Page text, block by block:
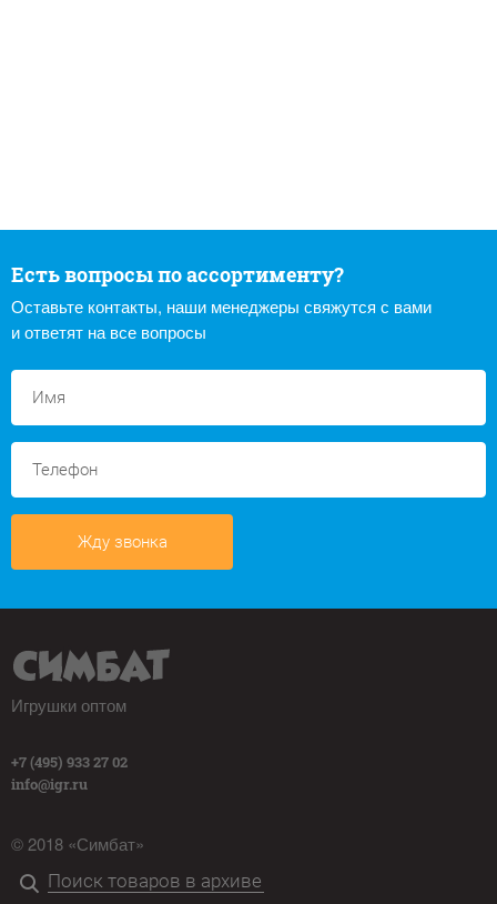
Есть вопросы по ассортименту?
Оставьте контакты, наши менеджеры свяжутся с вами
и ответят на все вопросы
Жду звонка
Игрушки оптом
+7 (495) 933 27 02
info@igr.ru
© 2018 «Симбат»